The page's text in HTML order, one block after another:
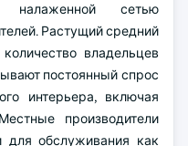
сетью
Растущий средний
владельцев
постоянный спрос
интерьера, включая
производители
обслуживания как